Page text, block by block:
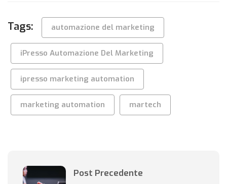
Tags: automazione del marketing
iPresso Automazione Del Marketing
ipresso marketing automation
marketing automation martech
Post Precedente